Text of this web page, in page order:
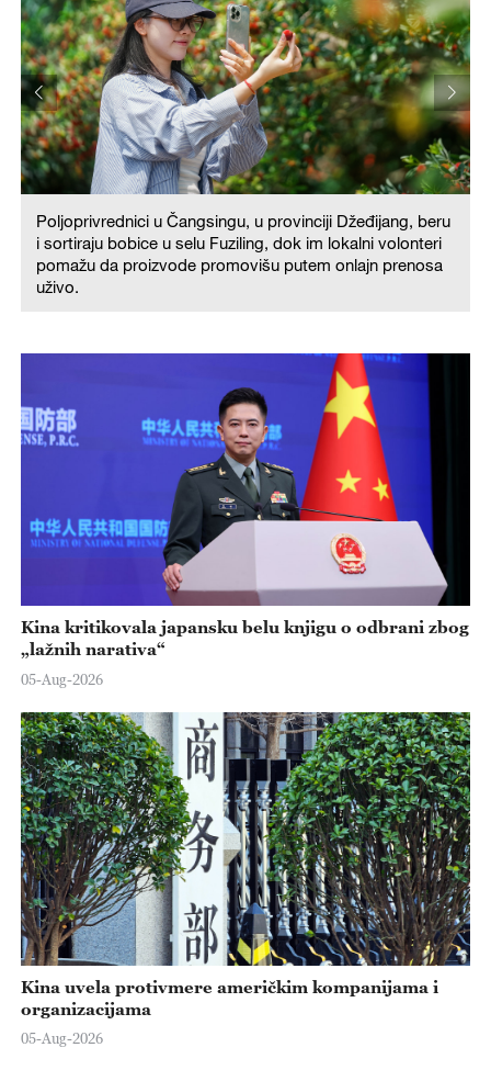
Poljoprivrednici u Čangsingu, u provinciji Džeđijang, beru
i sortiraju bobice u selu Fuziling, dok im lokalni volonteri
pomažu da proizvode promovišu putem onlajn prenosa
uživo.
Kina kritikovala japansku belu knjigu o odbrani zbog
„lažnih narativa“
05-Aug-2026
Kina uvela protivmere američkim kompanijama i
organizacijama
05-Aug-2026